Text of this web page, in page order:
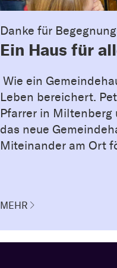
Danke für
Ein Haus für
Wie ein
Leben bereichert.
Pfarrer in Miltenberg
das neue
Miteinander am Ort
MEHR